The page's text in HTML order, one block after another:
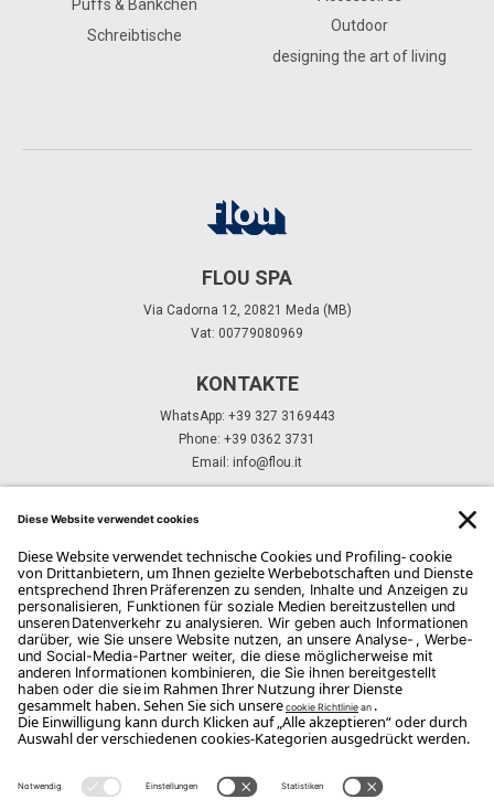
Puffs & Bänkchen
Schreibtische
Outdoor
designing the art of living
FLOU SPA
Via Cadorna 12, 20821 Meda (MB)
Vat: 00779080969
KONTAKTE
WhatsApp: +39 327 3169443
Phone: +39 0362 3731
Email: info@flou.it
ABONNIEREN SIE UNSEREN NEWSLETTER
Abonnieren Sie
Copyright Flou 2026
Datenschutzeinstellungen ändern